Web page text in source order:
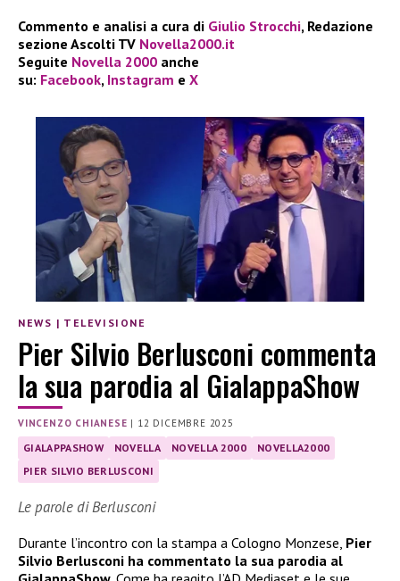
Commento e analisi a cura di Giulio Strocchi, Redazione
sezione Ascolti TV Novella2000.it
Seguite Novella 2000 anche
su: Facebook, Instagram e X
NEWS | TELEVISIONE
Pier Silvio Berlusconi commenta
la sua parodia al GialappaShow
VINCENZO CHIANESE | 12 DICEMBRE 2025
GIALAPPASHOW NOVELLA NOVELLA 2000
NOVELLA2000
PIER SILVIO BERLUSCONI
Le parole di Berlusconi
Durante l’incontro con la stampa a Cologno Monzese, Pier
Silvio Berlusconi ha commentato la sua parodia al